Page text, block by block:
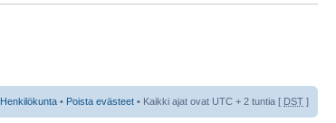
Henkilökunta • Poista evästeet • Kaikki ajat ovat UTC + 2 tuntia [ DST ]